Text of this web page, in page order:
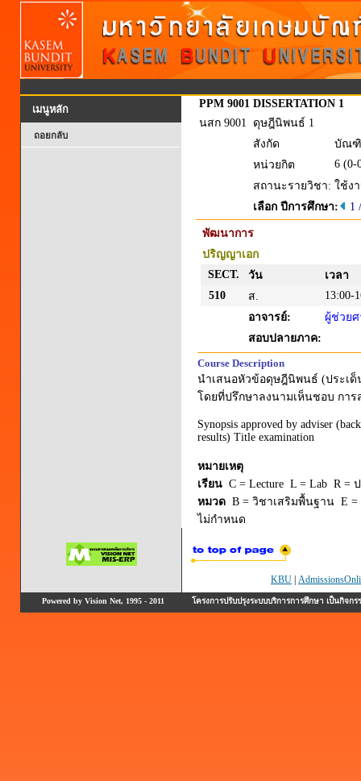
เมนูหลัก
ถอยกลับ
PPM 9001 DISSERTATION 1
นสก 9001
ดุษฎีนิพนธ์ 1
สังกัด
บัณฑิ
หน่วยกิต
6 (0-
สถานะรายวิชา: ใช้ง
เลือก ปีการศึกษา:
1
พัฒนาการ
ปริญญาเอก
SECT.
วัน
เวลา
510
ส.
13:00-
อาจารย์:
ผู้ช่วย
สอบปลายภาค:
Course Description
นำเสนอหัวข้อดุษฎีนิพนธ์ (ประเ
โดยที่ปรึกษาลงนามเห็นชอบ กา
Synopsis approved by adviser
results) Title examination
หมายเหตุ
เรียน C = Lecture L = Lab R =
หมวด B = วิชาเสริมพื้นฐาน E
ไม่กำหนด
KBU
Powered by Vision Net, 1995 - 2011 โครงการปรับปรุงระบบบริการการศึกษา เป็นกิ